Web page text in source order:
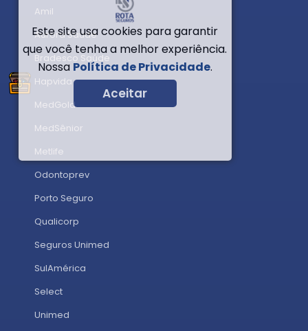
Amil
Aurora Saúde
Bradesco Saúde
Hapvida
MedGold
MedSênior
Metlife
Odontoprev
Porto Seguro
Qualicorp
Seguros Unimed
SulAmérica
Select
Unimed
Este site usa cookies para garantir
que você tenha a melhor experiência.
Nossa Política de Privacidade.
Aceitar